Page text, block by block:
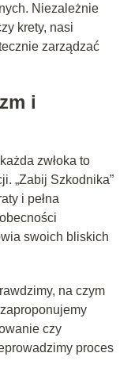
Niezależnie
krety, nasi
zarządzać
i
zwłoka to
„Zabij Szkodnika”
i pełna
swoich bliskich
na czym
czy
proces